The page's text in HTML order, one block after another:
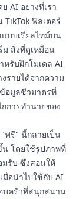
AI อย่างที่เรา
ฟิลเตอร์
บบเรียลไทม์บน
ม สิ่งที่ดูเหมือน
รับฝึกโมเดล AI
รายได้จากความ
อมูลชีวมาตรที่
การทำนายของ
ฟรี" นี้กลายเป็น
น โดยใช้รูปภาพที่
มรับ ซึ่งสอนให้
มื่อนำไปใช้กับ AI
บครัวที่สนุกสนาน